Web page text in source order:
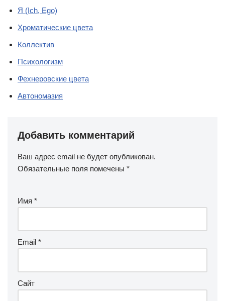
Я (Ich, Ego)
Хроматические цвета
Коллектив
Психологизм
Фехнеровские цвета
Автономазия
Добавить комментарий
Ваш адрес email не будет опубликован.
Обязательные поля помечены *
Имя *
Email *
Сайт